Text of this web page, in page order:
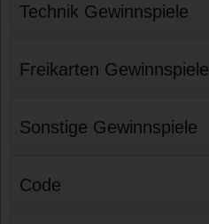
Technik Gewinnspiele
Freikarten Gewinnspiele
Sonstige Gewinnspiele
Code